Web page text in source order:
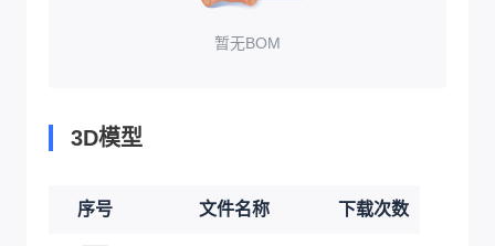
暂无BOM
3D模型
序号 文件名称 下载次数